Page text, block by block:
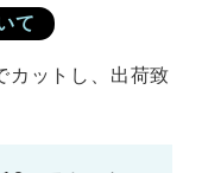
て
カットし、出荷致